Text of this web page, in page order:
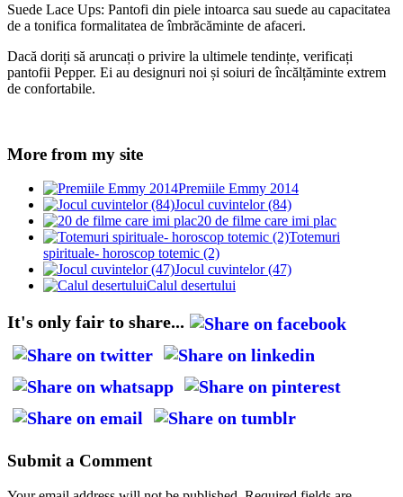
Suede Lace Ups: Pantofi din piele intoarca sau suede au capacitatea
de a tonifica formalitatea de îmbrăcăminte de afaceri.
Dacă doriți să aruncați o privire la ultimele tendințe, verificați
pantofii Pepper. Ei au designuri noi și soiuri de încălțăminte extrem
de confortabile.
More from my site
Premiile Emmy 2014
Jocul cuvintelor (84)
20 de filme care imi plac
Totemuri
spirituale- horoscop totemic (2)
Jocul cuvintelor (47)
Calul desertului
It's only fair to share...
Submit a Comment